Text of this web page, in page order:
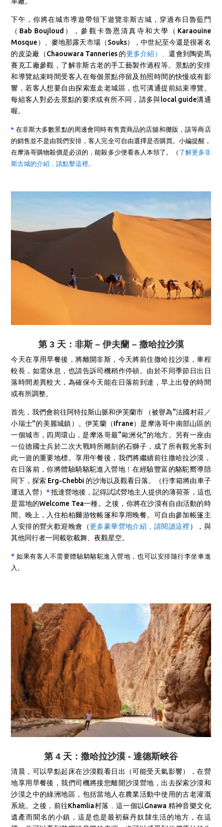
下午，你將在城市導遊帶領下遊覽非斯古城， 穿過布日魯藍門
（Bab Boujloud），參觀卡魯恩清真寺和大學（Karaouine
Mosque）、麥地那露天市場（Souks），中世紀至今還是很著名
的皮染廠 （Chaouwara Tanneries 的更多介紹） 、還會到陶瓷馬
賽克工廠參觀，了解非斯古老的手工藝製作過程等。 景點的安排
和導覽結束時間受客人在每個景點停留及拍照時間的快慢或有影
響 ，若客人想要自由探索逛走老城區，也可溝通提前結束導覽。
每組客人對必去景點的要求或有所不同，請多與local guide溝通
喔。
* 在非斯大多數景點的周邊會同時有售賣商品的店舖和攤販，該等商店
的銷售並不是由我們安排，客人完全可自由選擇是否購買。小編提醒，
在摩洛哥購物殺價是必須的，能殺多少便看各人本領了。
（ 了解更多非
斯古城的介紹，請點擊這裡。
第 3 天：非斯 – 伊夫蘭 – 撒哈拉沙漠
今天在享用早餐後，將離開非斯，今天將前住撒哈拉沙漠，車程
較長，如需休息，也請告訴司機稍作停頓。由於不同季節日出日
落時間差異較大，為確保今天能在日落前到達，早上出發的時間
或有所調整。
首先，我們會前往阿特拉斯山脈和伊芙蘭市 （被譽為“法國村莊／
小瑞士”的美麗城鎮）。伊芙蘭（Ifrane）是摩洛哥中南部山區的
一個城市，四周環山，是摩洛哥最“歐洲化”的地方。另有一座由
一位德國士兵於二次大戰時所雕刻的石獅子，成了所有觀光客到
此一遊的重要地標。享用午餐後，我們將繼續前往撒哈拉沙漠，
在日落前，你將體驗騎駱駝進入營地﹗在經驗豐富的駱駝嚮導陪
同下，探索 Erg-Chebbi 的沙海以及觀看日落。（行李箱將由車子
運送入營） *抵達營地後，記得試試營地主人提供的薄荷茶，這也
是當地的Welcome Tea一種。之後，你將在沙漠有自由活動的時
間。晚上，入住柏柏爾游牧帳篷和享用晚餐。可自由參加帳篷主
人安排的營火歡迎晚會（更多豪華營地介紹，請閱讀這裡 ），與
其他同行者一同載歌載舞、夜觀星空。
* 如果有客人不需要體驗騎駱駝進入營地，也可以安排隨行李坐車進
入。
第 4 天：撒哈拉沙漠 - 達德斯峽谷
清晨，可以早點起床在沙漠觀看日出（可能受天氣影響），在營
地享用早餐後，我們司機將接您離開沙漠營地，出去探索沙漠和
沙漠之中的綠洲地區，包括當地人在農業活動中使用的古老灌溉
系統。 之後， 前往Khamlia村落﹐這一個以Gnawa 精神音樂文化
遺產而聞名的小鎮，這是也是最初蘇丹奴隸生活的地方，在這